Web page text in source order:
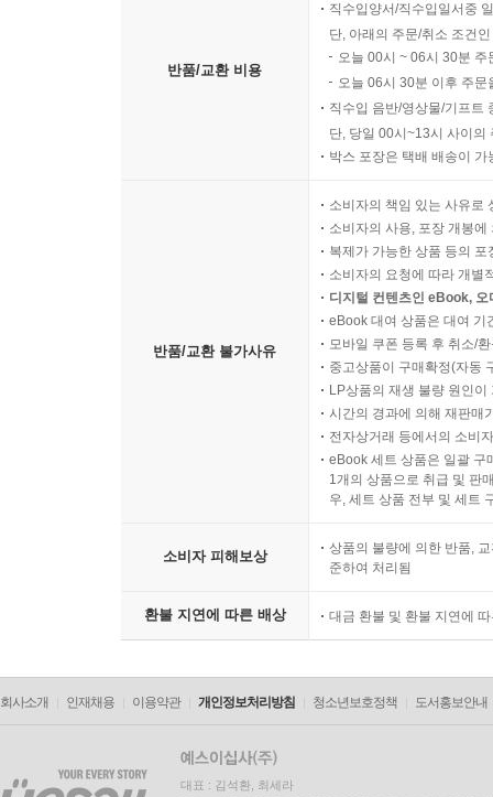
반품/교환 비용
직수입양서/직수입일서중
단, 아래의 주문/취소 조건
오늘 00시 ~ 06시 30분
오늘 06시 30분 이후 주
직수입 음반/영상물/기프트
단, 당일 00시~13시 사이의
박스 포장은 택배 배송이
반품/교환 불가사유
소비자의 책임 있는 사유로
소비자의 사용, 포장 개봉
복제가 가능한 상품 등의
소비자의 요청에 따라 개별
디지털 컨텐츠인 eBook,
eBook 대여 상품은 대여 기
모바일 쿠폰 등록 후 취소/
중고상품이 구매확정(자동
LP상품의 재생 불량 원인
시간의 경과에 의해 재판매
전자상거래 등에서의 소비
eBook 세트 상품은 일괄 구
1개의 상품으로 취급 및 판
우, 세트 상품 전부 및 세트
소비자 피해보상
상품의 불량에 의한 반품,
준하여 처리됨
환불 지연에 따른 배상 대금 환불 및 환불 지연에
회사소개 인재채용 이용약관 개인정보처리방침 청소년보호정책 도서홍보안내
대표 : 김석환, 최세라